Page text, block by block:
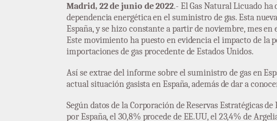
Madrid, 22 de junio de 2022.- El Gas Natural Licuado ha
dependencia energética en el suministro de gas. Esta
España, y se hizo constante a partir de noviembre, mes
Este movimiento ha puesto en evidencia el impacto de la
importaciones de gas procedente de Estados Unidos.
Así se extrae del informe sobre el suministro de gas en
actual situación gasista en España, además de dar a
Según datos de la Corporación de Reservas Estratégicas
por España, el 30,8% procede de EE.UU, el 23,4% de